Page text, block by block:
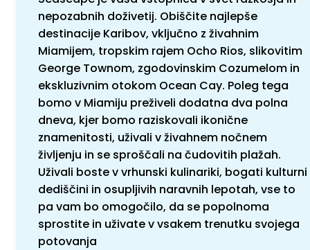
nepozabnih doživetij. Obiščite najlepše
destinacije Karibov, vključno z živahnim
Miamijem, tropskim rajem Ocho Rios, slikovitim
George Townom, zgodovinskim Cozumelom in
ekskluzivnim otokom Ocean Cay. Poleg tega
bomo v Miamiju preživeli dodatna dva polna
dneva, kjer bomo raziskovali ikonične
znamenitosti, uživali v živahnem nočnem
življenju in se sproščali na čudovitih plažah.
Uživali boste v vrhunski kulinariki, bogati kulturni
dediščini in osupljivih naravnih lepotah, vse to
pa vam bo omogočilo, da se popolnoma
sprostite in uživate v vsakem trenutku svojega
potovanja